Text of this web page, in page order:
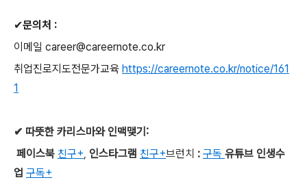
✔문의처 :
이메일 career@careernote.co.kr
취업진로지도전문가교육 https://careernote.co.kr/notice/161
1
✔ 따뜻한 카리스마와 인맥맺기 :
페이스북 친구+, 인스타그램 친구+브런치 : 구독 유튜브 인생수
업 구독+